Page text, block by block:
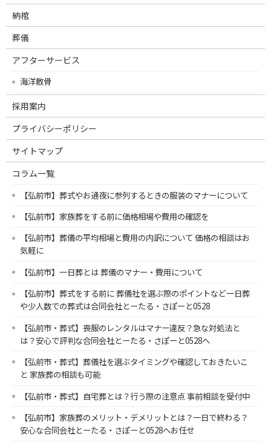
納棺
葬儀
アフターサービス
海洋散骨
採用案内
プライバシーポリシー
サイトマップ
コラム一覧
【弘前市】葬式やお通夜に参列するときの服装のマナーについて
【弘前市】家族葬をする前に価格相場や費用の確認を
【弘前市】葬儀の平均相場と費用の内訳について 価格の相談はお
気軽に
【弘前市】一日葬とは 葬儀のマナー・費用について
【弘前市】葬式をする前に 葬儀社を選ぶ際のポイントなど一日葬
や少人数での葬式は合同会社とーたる・さぽーと0528
【弘前市・葬式】喪服のレンタルはマナー違反？急な対処法と
は？安心で評判な合同会社とーたる・さぽーと0528へ
【弘前市・葬式】葬儀社を選ぶタイミングや確認しておきたいこ
と 家族葬の相談も可能
【弘前市・葬式】自宅葬とは？行う際の注意点 事前相談を受付中
【弘前市】家族葬のメリット・デメリットとは？一日で終わる？
安心な合同会社とーたる・さぽーと0528へお任せ